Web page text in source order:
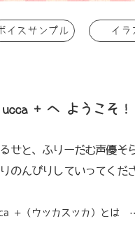
イスサンプル イラ
+ へ ようこそ！
せと、ふりーだむ声優そ
のんびりしていってくだ
ウッカスッカ）とは …